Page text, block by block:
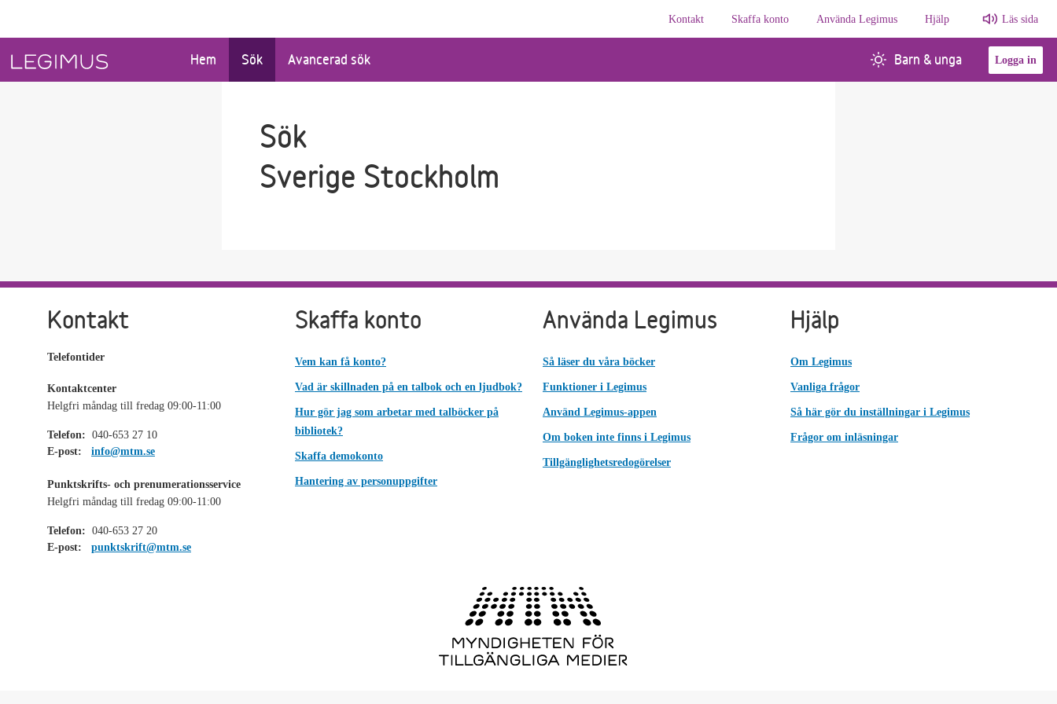
Kontakt
Skaffa konto Använda Legimus Hjälp Läs sida
Hem Sök Avancerad sök Barn & unga Logga in
Sök
Sverige Stockholm
Kontakt
Telefontider
Kontaktcenter
Helgfri måndag till fredag 09:00-11:00
Telefon: 040-653 27 10
E-post:
info@mtm.se
Punktskrifts- och prenumerationsservice
Helgfri måndag till fredag 09:00-11:00
Telefon: 040-653 27 20
E-post:
punktskrift@mtm.se
Skaffa konto
Vem kan få konto?
Vad är skillnaden på en talbok och en ljudbok?
Hur gör jag som arbetar med talböcker på
bibliotek?
Skaffa demokonto
Hantering av personuppgifter
Använda Legimus
Så läser du våra böcker
Funktioner i Legimus
Använd Legimus-appen
Om boken inte finns i Legimus
Tillgänglighetsredogörelser
Hjälp
Om Legimus
Vanliga frågor
Så här gör du inställningar i Legimus
Frågor om inläsningar